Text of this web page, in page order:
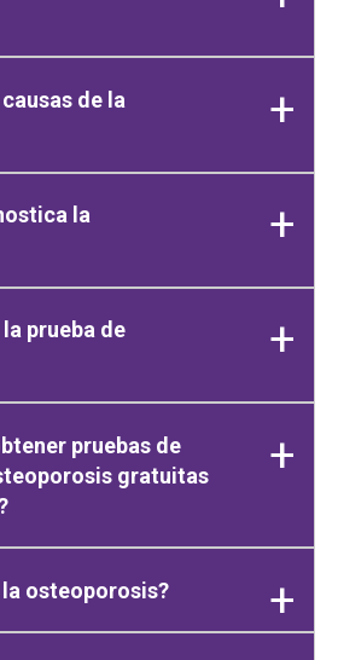
de la
la
prueba de
pruebas de
gratuitas
osteoporosis?